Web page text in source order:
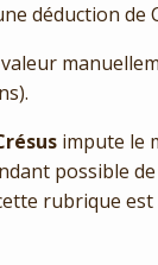
déduction de
impute le
possible
rubrique